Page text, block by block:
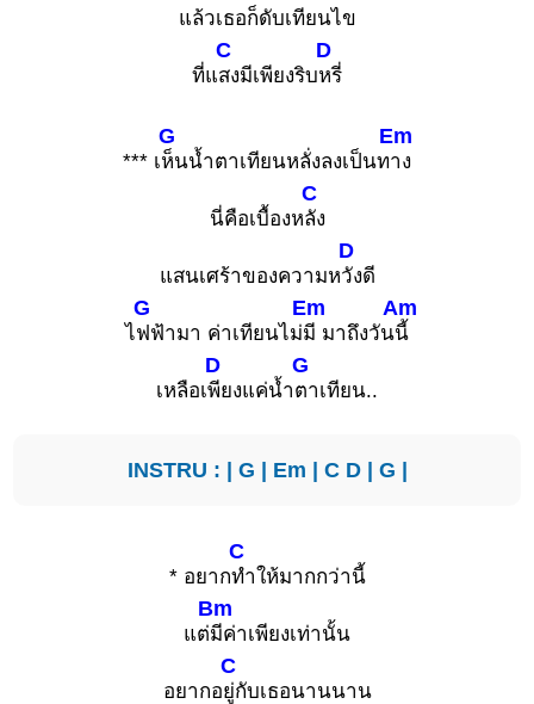
แล้วเธอก็ดับเทียนไข
ที่แ
C
สงมีเพียงริบ
D
หรี่
*** เ
G
ห็นน้ำตาเทียนหลั่งลงเป็นท
Em
าง
นี่คือเบื้องห
C
ลัง
แสนเศร้าของความห
D
วังดี
ไ
G
ฟฟ้ามา ค่าเทียนไม่
Em
มี มาถึงวัน
Am
นี้
เหลือเ
D
พียงแค่น้ำ
G
ตาเทียน..
INSTRU : | G | Em | C D| G |
* อยาก
C
ทำให้มากกว่านี้
แต่
Bm
มีค่าเพียงเท่านั้น
อยากอ
C
ยู่กับเธอนานนาน